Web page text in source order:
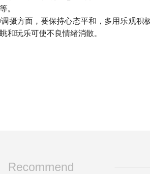
。
摄方面，要保持心态平和，多用乐观积
和玩乐可使不良情绪消散。
Recommend